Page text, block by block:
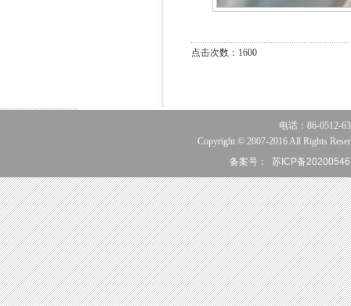
点击次数：1600
电话：86-0512-
Copyright © 2007-2016 All Rights
备案号：
苏ICP备